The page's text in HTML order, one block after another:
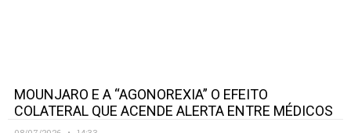
MOUNJARO E A “AGONOREXIA” O EFEITO
COLATERAL QUE ACENDE ALERTA ENTRE MÉDICOS